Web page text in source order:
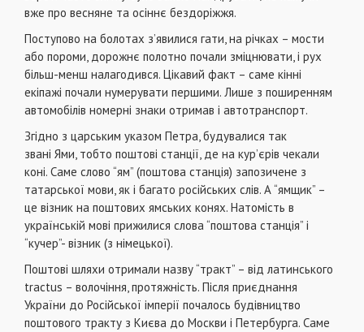
вже про весняне та осіннє бездоріжжя.
Поступово на болотах з’явилися гати, на річках – мости
або пороми, дорожнє полотно почали зміцнювати, і рух
більш-менш налагодився. Цікавий факт – саме кінні
екіпажі почали нумерувати першими. Лише з поширенням
автомобілів номерні знаки отримав і автотранспорт.
Згідно з царським указом Петра, будувалися так
звані Ями, тобто поштові станції, де на кур’єрів чекали
коні. Саме слово “ям” (поштова станція) запозичене з
татарської мови, як і багато російських слів. А “ямщик” –
це візник на поштових ямських конях. Натомість в
українській мові прижилися слова “поштова станція” і
“кучер”- візник (з німецької).
Поштові шляхи отримали назву “тракт” – від латинського
tractus – волочіння, протяжність. Після приєднання
України до Російської імперії почалось будівництво
поштового тракту з Києва до Москви і Петербурга. Саме